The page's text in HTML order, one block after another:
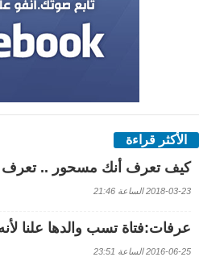
الأكثر قراءة
كيف تعرف أنك مسحور .. تعرف
2018-03-23 الساعة 21:46
عرفات:فتاة تسب والدها علنا
2016-06-25 الساعة 23:51